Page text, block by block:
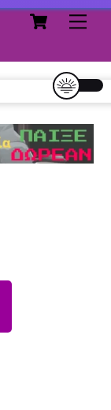
Cart